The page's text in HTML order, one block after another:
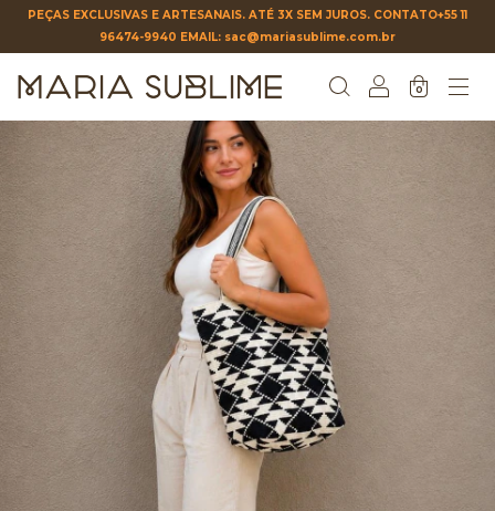
PEÇAS EXCLUSIVAS E ARTESANAIS. ATÉ 3X SEM JUROS. CONTATO+55 11
96474-9940 EMAIL: sac@mariasublime.com.br
0